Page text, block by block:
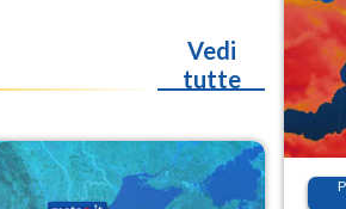
Vedi
tutte